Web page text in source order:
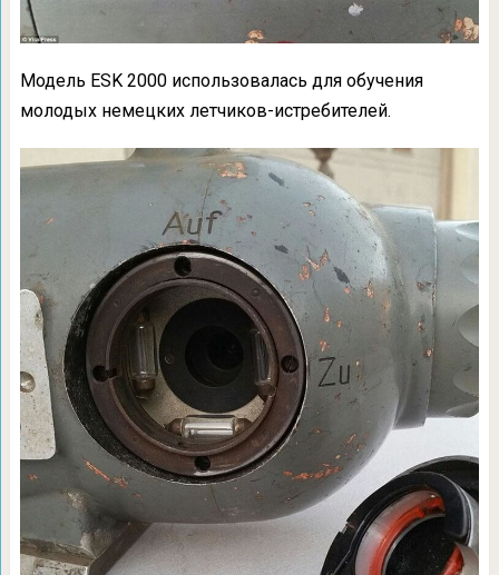
Модель ESK 2000 использовалась для обучения
молодых немецких летчиков-истребителей.